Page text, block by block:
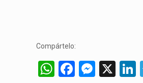
Compártelo:
WhatsApp
Facebook
X